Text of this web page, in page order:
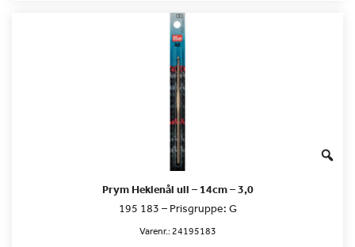
Prym Heklenål ull – 14cm – 3,0
195 183 – Prisgruppe: G
Varenr.:24195183